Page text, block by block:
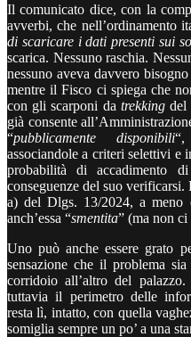
Il comunicato dice, con la
avverbi, che nell’ordinamento
di scaricare i dati presenti sui
scarica. Nessuno raschia.
nessuno aveva davvero
mentre il Fisco ci spiega che
con gli scarponi da trekkingdel
già consente
“pubblicamente disponibili“,
associandole a criteri selettivi e
probabilità di accadimento
conseguenze del suo verificarsi.
a) del Dlgs. 13/2024, a meno
anch’essa “smentita” (ma non
Uno può anche essere grato
sensazione che il problema
corridoio all’altro del
tuttavia il perimetro delle
resta lì, intatto, con quella
somiglia sempre un po’ a una